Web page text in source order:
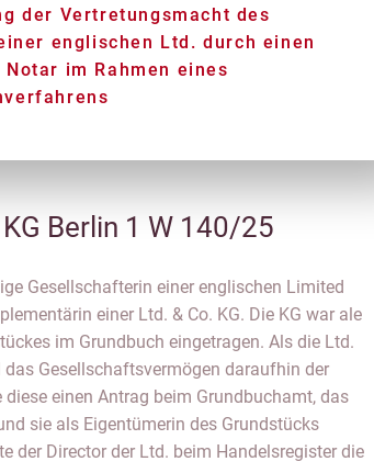
der Vertretungsmacht des
englischen Ltd. durch einen
im Rahmen eines
KG Berlin 1 W 140/25
Gesellschafterin einer englischen Limited
einer Ltd. & Co. KG. Die KG war ale
im Grundbuch eingetragen. Als die Ltd.
Gesellschaftsvermögen daraufhin der
einen Antrag beim Grundbuchamt, das
sie als Eigentümerin des Grundstücks
der Director der Ltd. beim Handelsregister die
verweigerte die Eintragung, weil
nicht ausreichend nachgewiesen wurde.
es der Beteiligten die Möglichkeit auf, das
indem sie eine Erklärung eines
die Vertretungsmacht des Directors der